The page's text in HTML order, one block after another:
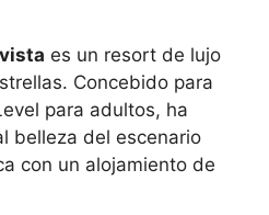
es un resort de lujo
Concebido para
para adultos, ha
belleza del escenario
con un alojamiento de